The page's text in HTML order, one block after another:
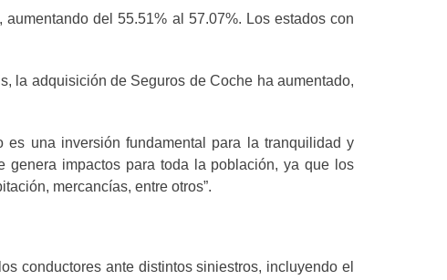
del 55.51% al 57.07%. Los estados con
la adquisición de Seguros de Coche ha aumentado,
es una inversión fundamental para la tranquilidad y
genera impactos para toda la población, ya que los
mercancías, entre otros”.
conductores ante distintos siniestros, incluyendo el